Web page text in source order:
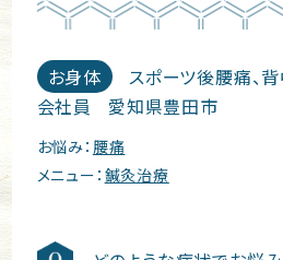
お身体 スポーツ後腰痛、
会社員
愛知県豊田市
お悩み： 腰痛
メニュー： 鍼灸治療